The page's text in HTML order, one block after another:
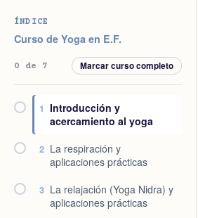
ÍNDICE
Curso de Yoga en E.F.
0 de 7 Marcar curso completo
1 Introducción y
acercamiento al yoga
2 La respiración y
aplicaciones prácticas
3 La relajación (Yoga Nidra) y
aplicaciones prácticas